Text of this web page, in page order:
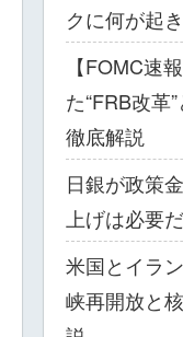
クに何が起
【FOMC速
た“FRB改革
徹底解説
日銀が政策
上げは必要
米国とイラ
峡再開放と